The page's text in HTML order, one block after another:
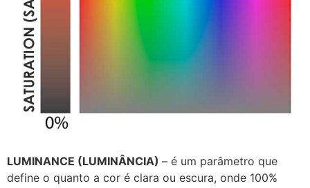
LUMINANCE (LUMINÂNCIA) – é um parâmetro que
define o quanto a cor é clara ou escura, onde 100%